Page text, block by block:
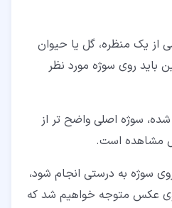
از یک منظره، گل یا حیوان
باید روی سوژه مورد نظر
سوژه اصلی واضح تر از
مشاهده است.
سوژه به درستی انجام شود،
عکس متوجه خواهیم شد که